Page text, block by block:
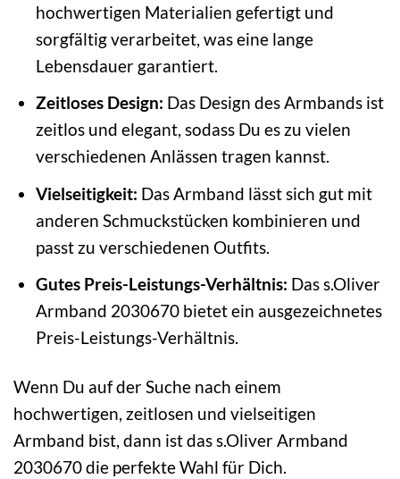
hochwertigen Materialien gefertigt und
sorgfältig verarbeitet, was eine lange
Lebensdauer garantiert.
Zeitloses Design: Das Design des Armbands ist
zeitlos und elegant, sodass Du es zu vielen
verschiedenen Anlässen tragen kannst.
Vielseitigkeit: Das Armband lässt sich gut mit
anderen Schmuckstücken kombinieren und
passt zu verschiedenen Outfits.
Gutes Preis-Leistungs-Verhältnis: Das s.Oliver
Armband 2030670 bietet ein ausgezeichnetes
Preis-Leistungs-Verhältnis.
Wenn Du auf der Suche nach einem
hochwertigen, zeitlosen und vielseitigen
Armband bist, dann ist das s.Oliver Armband
2030670 die perfekte Wahl für Dich.